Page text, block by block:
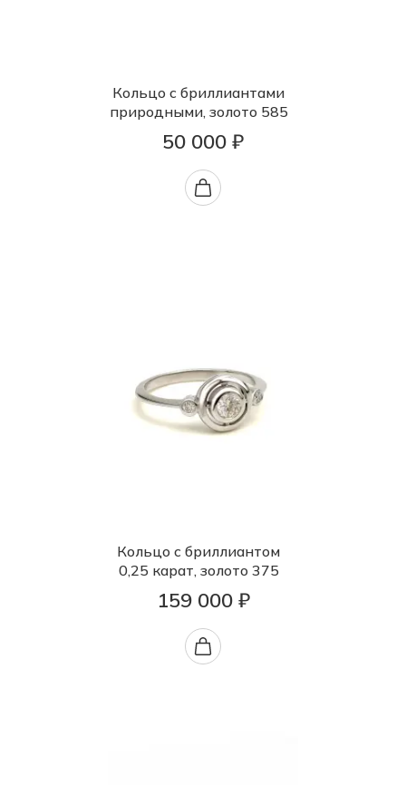
Кольцо с бриллиантами
природными, золото 585
50 000 ₽
Кольцо с бриллиантом
0,25 карат, золото 375
159 000 ₽